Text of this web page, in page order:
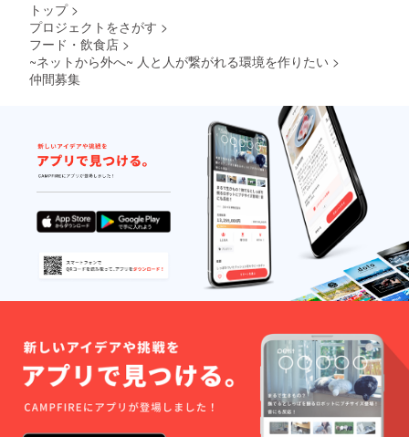
トップ >
プロジェクトをさがす >
フード・飲食店 >
~ネットから外へ~ 人と人が繋がれる環境を作りたい >
仲間募集